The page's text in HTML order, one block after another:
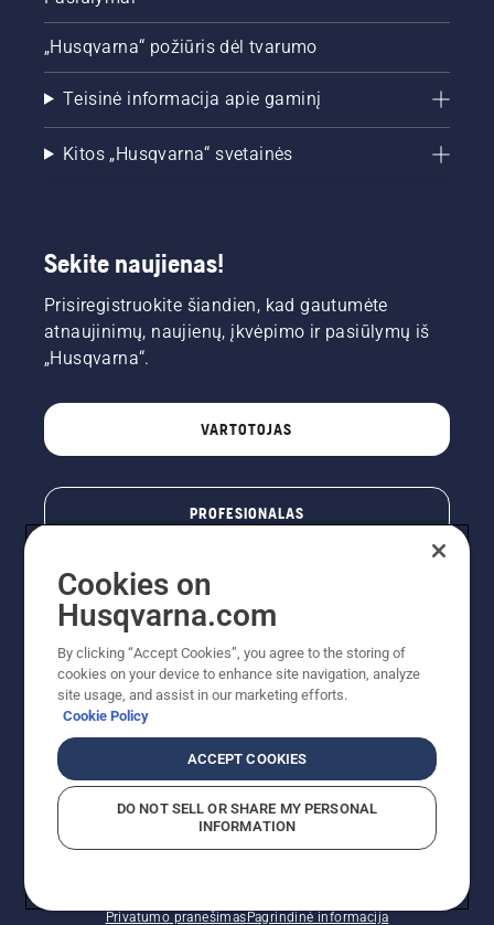
„Husqvarna“ požiūris dėl tvarumo
Teisinė informacija apie gaminį
Kitos „Husqvarna“ svetainės
Sekite naujienas!
Prisiregistruokite šiandien, kad gautumėte
atnaujinimų, naujienų, įkvėpimo ir pasiūlymų iš
„Husqvarna“.
VARTOTOJAS
PROFESIONALAS
© „Husqvarna AB“ (leid). Visos teisės priklauso autoriui.
Nurodoma rekomenduojama mažmeninė kaina (RMK),
įskaitant PVM. RMK yra kaina, už kurią gamintojas
rekomenduoja pardavėjui parduoti prekę. UAB
"Husqvarna Lietuva" prekių vartotojams neparduoda,
Privatumo pranešimasPagrindinė informacija
Cookies on
Husqvarna.com
By clicking “Accept Cookies”, you agree to the storing of
cookies on your device to enhance site navigation, analyze
site usage, and assist in our marketing efforts.
Cookie Policy
ACCEPT COOKIES
DO NOT SELL OR SHARE MY PERSONAL
INFORMATION